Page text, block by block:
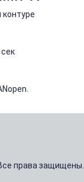
права защищены.